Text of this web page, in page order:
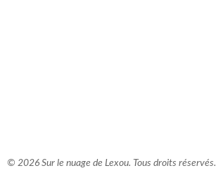
© 2026 Sur le nuage de Lexou. Tous droits réservés.